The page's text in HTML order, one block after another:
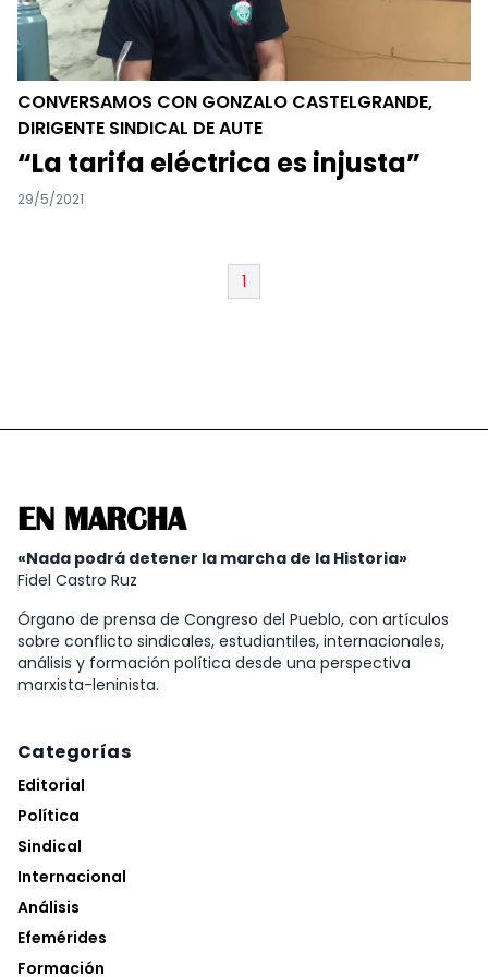
CONVERSAMOS CON GONZALO CASTELGRANDE,
DIRIGENTE SINDICAL DE AUTE
“La tarifa eléctrica es injusta”
29/5/2021
1
EN MARCHA
«Nada podrá detener la marcha de la Historia»
Fidel Castro Ruz
Órgano de prensa de Congreso del Pueblo, con artículos
sobre conflicto sindicales, estudiantiles, internacionales,
análisis y formación política desde una perspectiva
marxista-leninista.
Categorías
Editorial
Política
Sindical
Internacional
Análisis
Efemérides
Formación